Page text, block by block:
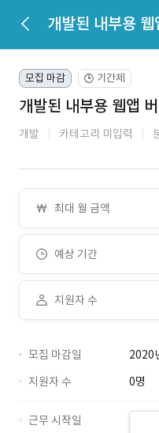
모집 마감 🕒 기간제
개발된 내부용 웹앱
개발 카테고리 미입력
최대 월 금액
예상 기간
지원자 수
모집 마감일
2020
지원자 수
0명
근무 시작일